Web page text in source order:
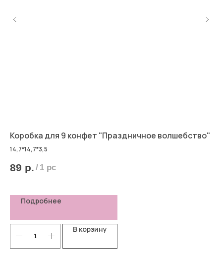
Коробка для 9 конфет "Праздничное волшебство"
14,7*14,7*3,5
89 р. / 1 pc
Подробнее
В корзину